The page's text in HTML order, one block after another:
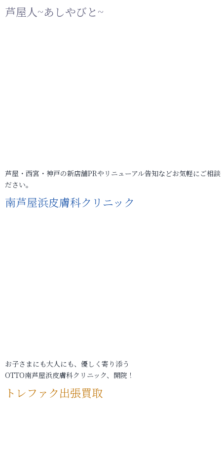
芦屋人~あしやびと~
芦屋・西宮・神戸の新店舗PRやリニューアル告知などお気軽にご相
ださい。
南芦屋浜皮膚科クリニック
お子さまにも大人にも、優しく寄り添う
OTTO南芦屋浜皮膚科クリニック、開院！
トレファク出張買取